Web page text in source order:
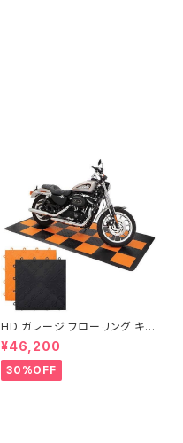
HD ガレージ フローリング キッ
ト
¥46,200
30%OFF